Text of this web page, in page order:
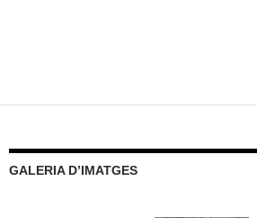
GALERIA D’IMATGES